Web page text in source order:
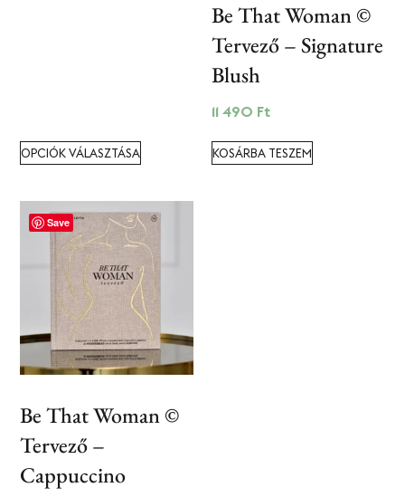
OPCIÓK VÁLASZTÁSA
Be That Woman ©
Tervező–Signature
Blush
11 490 Ft
KOSÁRBA TESZEM
Save
Be That Woman ©
Tervező–
Cappuccino